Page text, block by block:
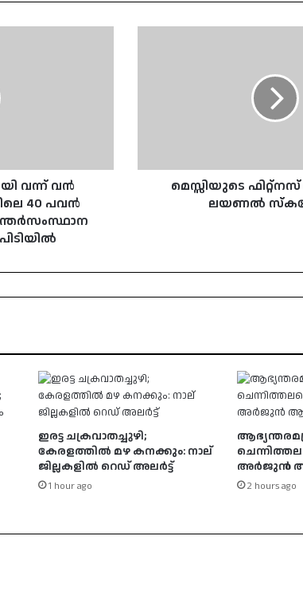
വന്ന് വൻ
40 പവൻ
മെസ്സിയുടെ ഫിറ്റ്നസ്
ലയണൽ
ഇരട്ട ചക്രവാതച്ചുഴി;
കേരളത്തിൽ മഴ കനക്കും: നാല്
ജില്ലകളിൽ റെഡ് അലർട്ട്
1 hour ago
അർജുൻ
2 hours ago